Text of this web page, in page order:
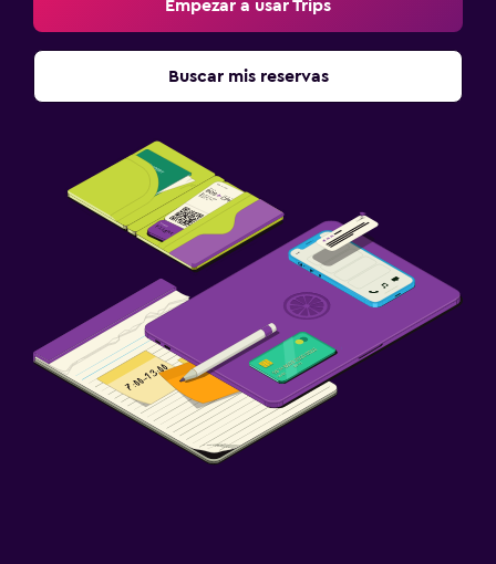
Empezar a usar Trips
Buscar mis reservas